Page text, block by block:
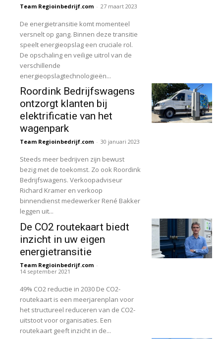
Team Regioinbedrijf.com - 27 maart 2023
De energietransitie komt momenteel
versnelt op gang. Binnen deze transitie
speelt energieopslag een cruciale rol.
De opschaling en veilige uitrol van de
verschillende
energieopslagtechnologieën...
Roordink Bedrijfswagens
ontzorgt klanten bij
elektrificatie van het
wagenpark
Team Regioinbedrijf.com - 30 januari 2023
Steeds meer bedrijven zijn bewust
bezig met de toekomst. Zo ook Roordink
Bedrijfswagens. Verkoopadviseur
Richard Kramer en verkoop
binnendienst medewerker René Bakker
leggen uit...
De CO2 routekaart biedt
inzicht in uw eigen
energietransitie
Team Regioinbedrijf.com -
14 september 2021
49% CO2 reductie in 2030 De CO2-
routekaart is een meerjarenplan voor
het structureel reduceren van de CO2-
uitstoot voor organisaties. Een
routekaart geeft inzicht in de...